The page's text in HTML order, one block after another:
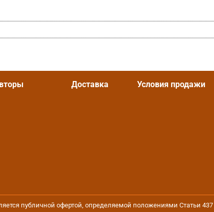
Доставка Условия продажи
публичной офертой, определяемой положениями Статьи